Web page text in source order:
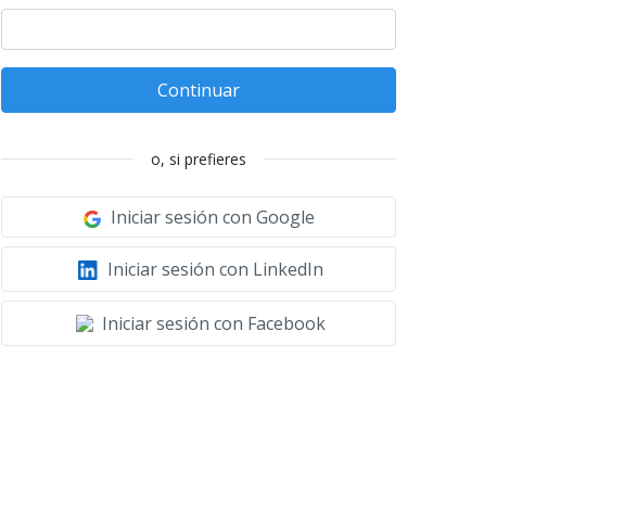
Continuar
o, si prefieres
Iniciar sesión con Google
Iniciar sesión con LinkedIn
Iniciar sesión con Facebook